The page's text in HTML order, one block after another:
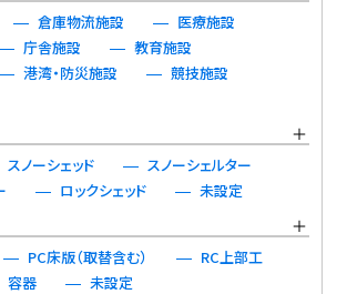
倉庫物流施設
医療施設
庁舎施設
教育施設
港湾・防災施設
競技施設
スノーシェッド
スノーシェルター
ロックシェッド
未設定
PC床版（取替含む）
RC上部工
容器
未設定